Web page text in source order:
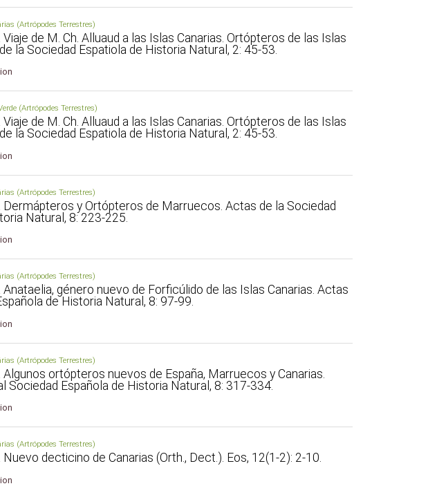
(Artrópodes Terrestres)
Viaje de M. Ch. Alluaud a las Islas Canarias. Ortópteros de las Islas
la Sociedad Espatiola de Historia Natural, 2: 45-53.
(Artrópodes Terrestres)
Viaje de M. Ch. Alluaud a las Islas Canarias. Ortópteros de las Islas
la Sociedad Espatiola de Historia Natural, 2: 45-53.
(Artrópodes Terrestres)
Dermápteros y Ortópteros de Marruecos. Actas de la Sociedad
Natural, 8: 223-225.
(Artrópodes Terrestres)
Anataelia, género nuevo de Forficúlido de las Islas Canarias. Actas
de Historia Natural, 8: 97-99.
(Artrópodes Terrestres)
Algunos ortópteros nuevos de España, Marruecos y Canarias.
Sociedad Española de Historia Natural, 8: 317-334.
(Artrópodes Terrestres)
Nuevo decticino de Canarias (Orth., Dect.). Eos, 12(1-2): 2-10.